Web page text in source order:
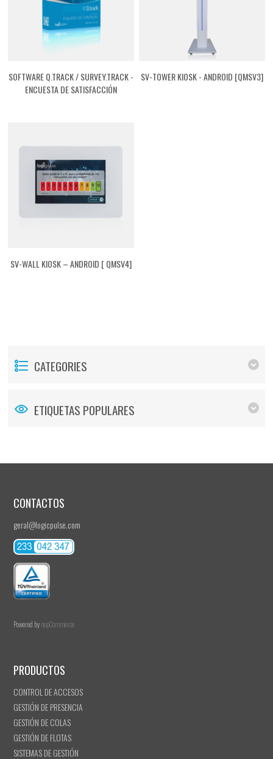
SOFTWARE Q.TRACK / SURVEY.TRACK -
ENCUESTA DE SATISFACCIÓN
SV-TOWER KIOSK - ANDROID [QMSV3]
SV-WALL KIOSK – ANDROID [ QMSV4]
CATEGORIES
ETIQUETAS POPULARES
CONTACTOS
geral@logicpulse.com
Powered bynopCommerce
PRODUCTOS
CONTROL DE ACCESOS
GESTIÓN DE PRESENCIA
GESTIÓN DE COLAS
GESTIÓN DE FLOTAS
SISTEMAS DE GESTIÓN